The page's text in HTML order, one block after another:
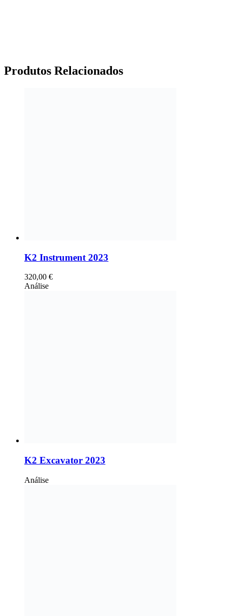
Produtos Relacionados
K2 Instrument 2023
320,00 €
Análise
K2 Excavator 2023
Análise